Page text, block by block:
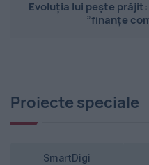
Evoluția lui pește
”finanțe
Proiecte speciale
SmartDigi